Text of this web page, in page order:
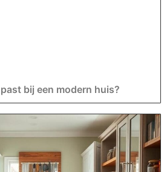
bij een modern huis?